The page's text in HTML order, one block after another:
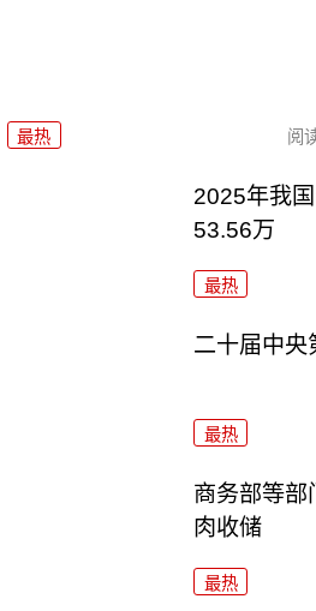
最热 阅
2025年我
53.56万
最热
二十届中央
最热
商务部等部
肉收储
最热